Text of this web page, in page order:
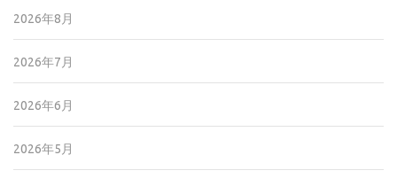
2026年8月
2026年7月
2026年6月
2026年5月